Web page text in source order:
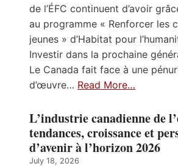
de l’ÉFC continuent d’avoir
au programme « Renforcer les
jeunes » d’Habitat pour
Investir dans la prochaine
Le Canada fait face à une
d’œuvre… Read More…
L’industrie canadienne de
tendances, croissance et
d’avenir à l’horizon 2026
July 18, 2026